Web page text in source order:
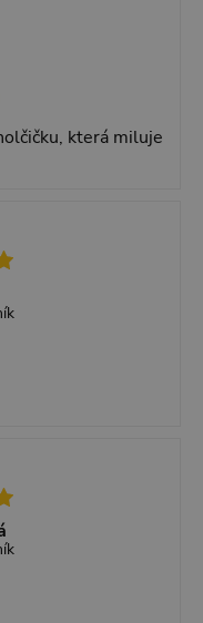
která miluje